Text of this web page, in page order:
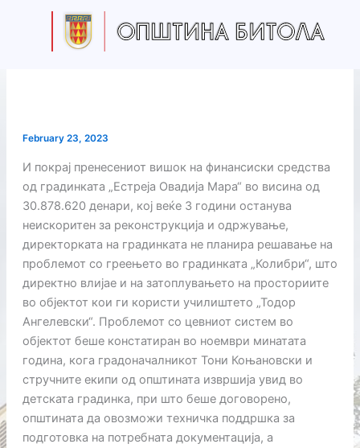
February 23, 2023
И покрај пренесениот вишок на финансиски средства
од градинката „Естреја Овадија Мара“ во висина од
30.878.620 денари, кој веќе 3 години останува
неискоритен за реконструкција и одржување,
директорката на градинката не планира решавање на
проблемот со греењето во градинката „Колибри“, што
директно влијае и на затоплувањето на просториите
во објектот кои ги користи училиштето „Тодор
Ангелевски“. Проблемот со цевниот систем во
објектот беше констатиран во ноември минатата
година, кога градоначалникот Тони Коњановски и
стручните екипи од општината извршија увид во
детската градинка, при што беше договорено,
општината да овозможи техничка поддршка за
подготовка на потребната документација, а